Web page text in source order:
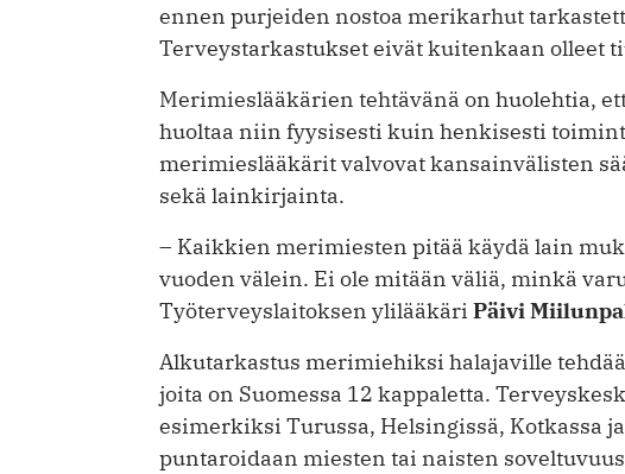
ennen purjeiden nostoa merikarhut
Terveystarkastukset eivät kuitenkaan olleet
Merimieslääkärien tehtävänä on huolehtia,
huoltaa niin fyysisesti kuin henkisesti
merimieslääkärit valvovat kansainvälisten
sekä lainkirjainta.
– Kaikkien merimiesten pitää käydä lain
vuoden välein. Ei ole mitään väliä, minkä
Työterveyslaitoksen ylilääkäri Päivi
Alkutarkastus merimiehiksi halajaville
joita on Suomessa 12 kappaletta.
esimerkiksi Turussa, Helsingissä, Kotkassa
puntaroidaan miesten tai naisten